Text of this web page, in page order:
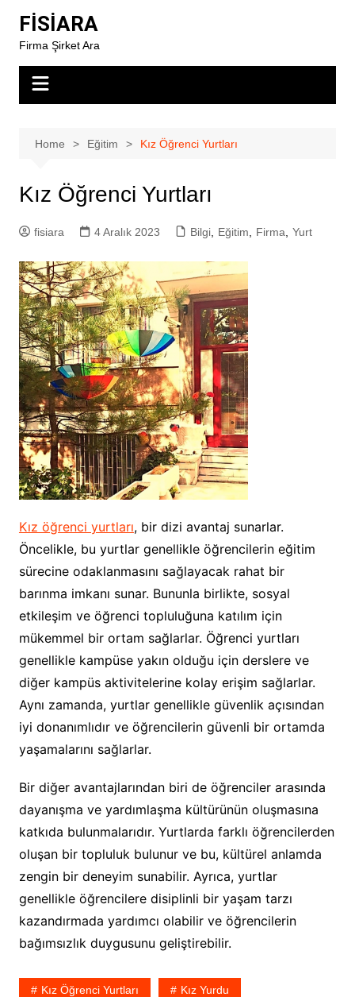
content
FİSİARA
Firma Şirket Ara
Home Eğitim Kız Öğrenci Yurtları
Kız Öğrenci Yurtları
fisiara 4 Aralık 2023 Bilgi, Eğitim Firma Yurt
Kız öğrenci yurtları, bir dizi avantaj sunarlar.
Öncelikle, bu yurtlar genellikle öğrencilerin eğitim
sürecine odaklanmasını sağlayacak rahat bir
barınma imkanı sunar. Bununla birlikte, sosyal
etkileşim ve öğrenci topluluğuna katılım için
mükemmel bir ortam sağlarlar. Öğrenci yurtları
genellikle kampüse yakın olduğu için derslere ve
diğer kampüs aktivitelerine kolay erişim sağlarlar.
Aynı zamanda, yurtlar genellikle güvenlik açısından
iyi donanımlıdır ve öğrencilerin güvenli bir ortamda
yaşamalarını sağlarlar.
Bir diğer avantajlarından biri de öğrenciler arasında
dayanışma ve yardımlaşma kültürünün oluşmasına
katkıda bulunmalarıdır. Yurtlarda farklı öğrencilerden
oluşan bir topluluk bulunur ve bu, kültürel anlamda
zengin bir deneyim sunabilir. Ayrıca, yurtlar
genellikle öğrencilere disiplinli bir yaşam tarzı
kazandırmada yardımcı olabilir ve öğrencilerin
bağımsızlık duygusunu geliştirebilir.
Kız Öğrenci Yurtları Kız Yurdu